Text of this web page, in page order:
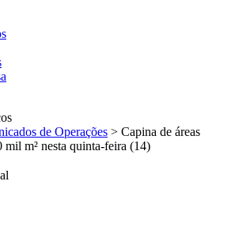
de Operações > Capina de áreas
mil m² nesta quinta-feira (14)